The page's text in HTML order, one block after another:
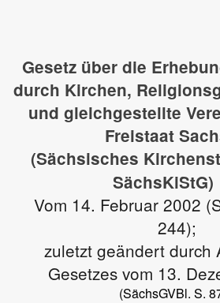
Gesetz über die
durch Kirchen,
und gleichgestellte
Freistaat
(Sächsisches
SächsKiStG)
Vom 14. Februar 2002
244);
zuletzt geändert durch
Gesetzes vom 13.
(SächsGVBl. S.